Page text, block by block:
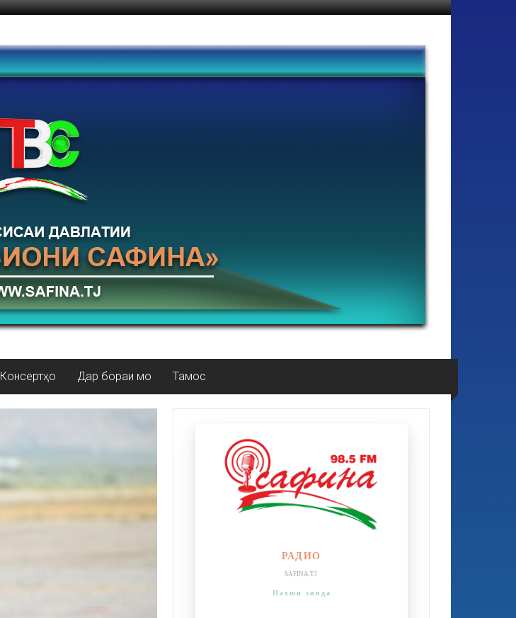
Консертҳо Дар бораи мо Тамос
РАДИО
SAFINA.TJ
Пахши зинда